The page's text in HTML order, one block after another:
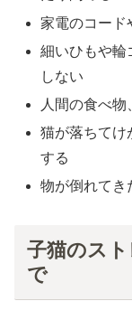
家電のコード
細いひもや輪
しない
人間の食べ
猫が落ちてけ
する
物が倒れてき
子猫のス
で